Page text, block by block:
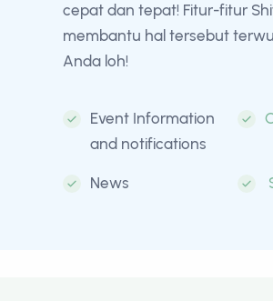
cepat dan tepat! Fitur-fitur
membantu hal tersebut
Anda loh!
Event Information
and notifications
News